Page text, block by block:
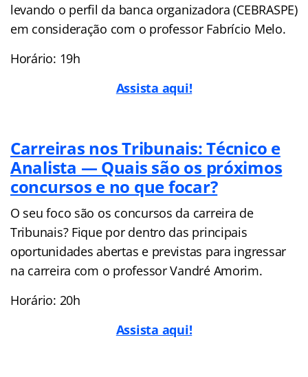
levando o perfil da banca organizadora (CEBRASPE)
em consideração com o professor Fabrício Melo.
Horário: 19h
Assista aqui!
Carreiras nos Tribunais: Técnico e
Analista — Quais são os próximos
concursos e no que focar?
O seu foco são os concursos da carreira de
Tribunais? Fique por dentro das principais
oportunidades abertas e previstas para ingressar
na carreira com o professor Vandré Amorim.
Horário: 20h
Assista aqui!